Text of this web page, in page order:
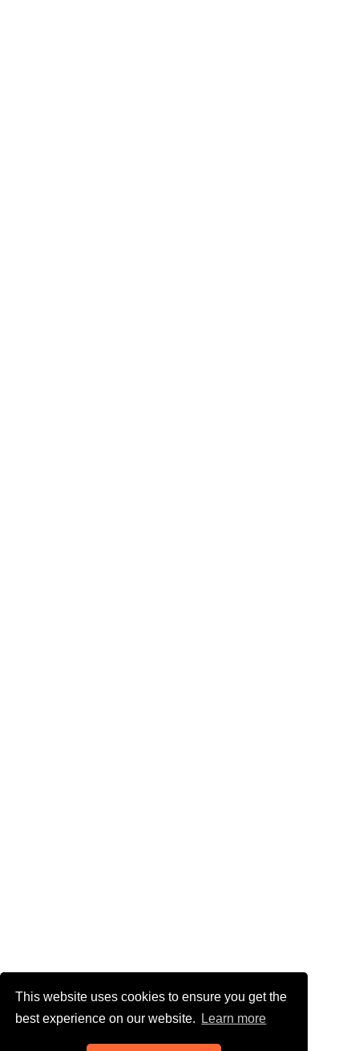
This website uses cookies to ensure you get the
best experience on our website.
Learn more